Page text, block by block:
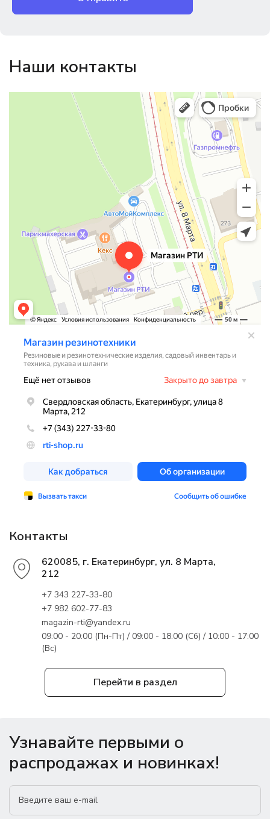
Наши контакты
Перейти в раздел
Магазин резинотехники
Резиновые и резинотехнические изделия в Екатеринбурге
Садовый инвентарь и техника в Екатеринбурге
Контакты
620085, г. Екатеринбург, ул. 8 Марта,
212
+7 343 227-33-80
+7 982 602-77-83
magazin-rti@yandex.ru
09:00 - 20:00 (Пн-Пт) / 09:00 - 18:00 (Сб) / 10:00 - 17:00
(Вс)
Узнавайте первыми о
распродажах и новинках!